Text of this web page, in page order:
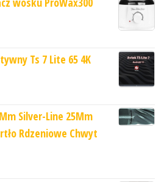
Ts 7 Lite 65 4K
Silver-Line 25Mm
Rdzeniowe Chwyt